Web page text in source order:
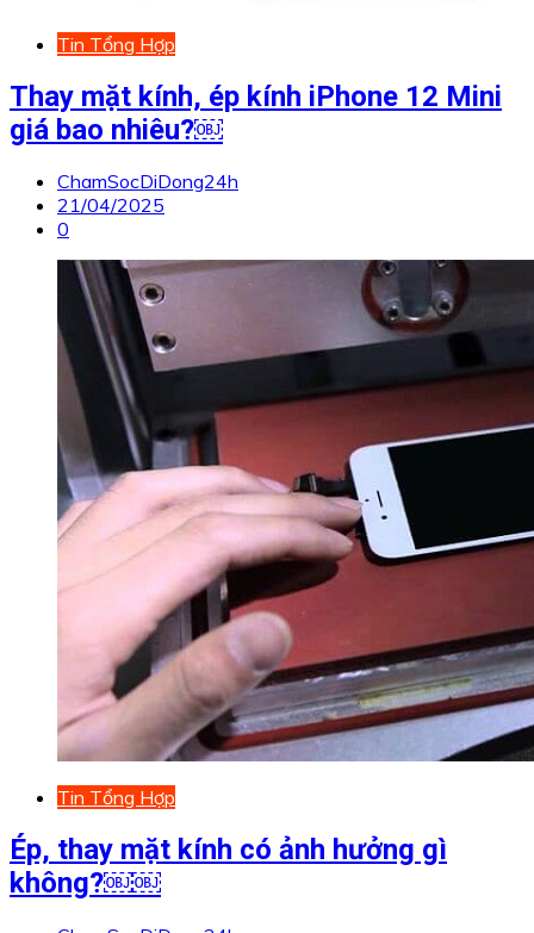
Tin Tổng Hợp
Thay mặt kính, ép kính iPhone 12 Mini
giá bao nhiêu?￼
ChamSocDiDong24h
21/04/2025
0
Tin Tổng Hợp
Ép, thay mặt kính có ảnh hưởng gì
không?￼￼